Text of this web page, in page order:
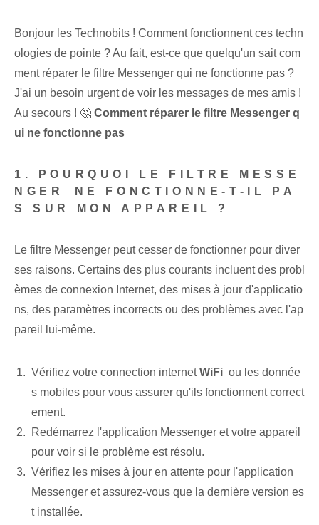
Bonjour les Technobits ! Comment fonctionnent ces techn
ologies de pointe ?⁢ Au fait, est-ce que quelqu'un⁤ sait com
ment ⁢réparer le filtre Messenger qui ne fonctionne pas ?
J'ai un besoin urgent de voir les messages de mes amis !
Au secours ! 🤔 ‌ Comment réparer le filtre Messenger q
ui ne fonctionne pas
1. POURQUOI LE FILTRE MESSE
NGER⁤ NE FONCTIONNE-T-IL PA
S SUR MON APPAREIL ?
Le⁤ filtre Messenger peut cesser de fonctionner ⁣pour ⁢diver
ses raisons. Certains des plus courants incluent des probl
èmes de connexion Internet, des mises à jour d'applicatio
ns, des paramètres incorrects ou des problèmes avec l'ap
pareil lui-même.
Vérifiez votre connection internetWiFi ⁢ ou les donnée
s mobiles pour vous assurer qu'ils fonctionnent correct
ement.
Redémarrez l'application Messenger et votre appareil
pour voir si le problème est résolu.
Vérifiez les mises à jour en attente ‌pour l'application⁤
Messenger⁤ et assurez-vous ⁢que la dernière version es
t installée.